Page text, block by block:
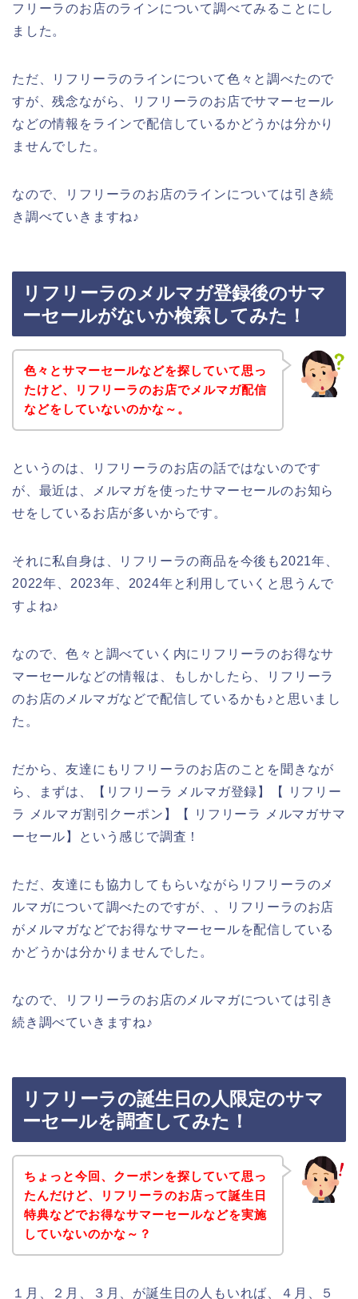
フリーラのお店のラインについて調べてみることにし
ました。
ただ、リフリーラのラインについて色々と調べたので
すが、残念ながら、リフリーラのお店でサマーセール
などの情報をラインで配信しているかどうかは分かり
ませんでした。
なので、リフリーラのお店のラインについては引き続
き調べていきますね♪
リフリーラのメルマガ登録後のサマ
ーセールがないか検索してみた！
色々とサマーセールなどを探していて思っ
たけど、リフリーラのお店でメルマガ配信
などをしていないのかな～。
というのは、リフリーラのお店の話ではないのです
が、最近は、メルマガを使ったサマーセールのお知ら
せをしているお店が多いからです。
それに私自身は、リフリーラの商品を今後も2021年、
2022年、2023年、2024年と利用していくと思うんで
すよね♪
なので、色々と調べていく内にリフリーラのお得なサ
マーセールなどの情報は、もしかしたら、リフリーラ
のお店のメルマガなどで配信しているかも♪と思いまし
た。
だから、友達にもリフリーラのお店のことを聞きなが
ら、まずは、【リフリーラ メルマガ登録】【 リフリー
ラ メルマガ割引クーポン】【 リフリーラ メルマガサマ
ーセール】という感じで調査！
ただ、友達にも協力してもらいながらリフリーラのメ
ルマガについて調べたのですが、、リフリーラのお店
がメルマガなどでお得なサマーセールを配信している
かどうかは分かりませんでした。
なので、リフリーラのお店のメルマガについては引き
続き調べていきますね♪
リフリーラの誕生日の人限定のサマ
ーセールを調査してみた！
ちょっと今回、クーポンを探していて思っ
たんだけど、リフリーラのお店って誕生日
特典などでお得なサマーセールなどを実施
していないのかな～？
１月、２月、３月、が誕生日の人もいれば、４月、５